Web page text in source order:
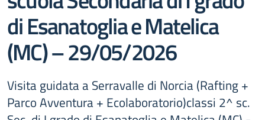
di Esanatoglia e Matelica
(MC) – 29/05/2026
Visita guidata a Serravalle di Norcia (Rafting +
Parco Avventura + Ecolaboratorio)classi 2^ sc.